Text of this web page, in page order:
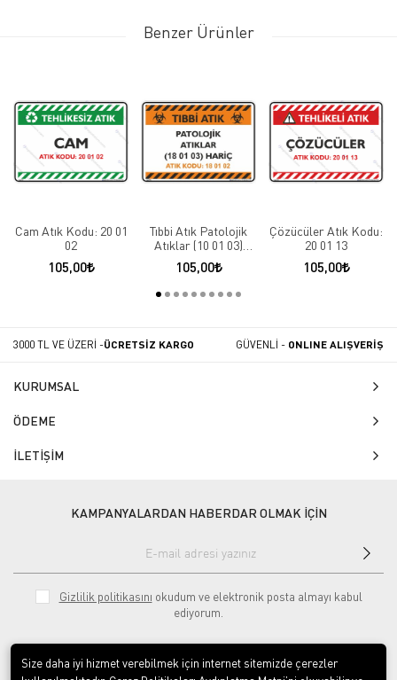
Benzer Ürünler
Cam Atık Kodu: 20 01
02
105,00
Tıbbi Atık Patolojik
Atıklar (10 01 03)
Hariç Atık Kodu:18 01
02
105,00
Çözücüler Atık Kodu:
20 01 13
105,00
3000 TL VE ÜZERİ -ÜCRETSİZ KARGO GÜVENLİ - ONLINE ALIŞVERİŞ
KURUMSAL
ÖDEME
İLETİŞİM
KAMPANYALARDAN HABERDAR OLMAK İÇİN
Gizlilik politikasını okudum ve elektronik posta almayı kabul
ediyorum.
Size daha iyi hizmet verebilmek için internet sitemizde çerezler